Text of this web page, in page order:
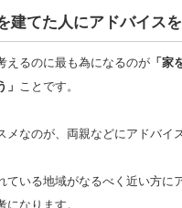
建てた人にアドバイス
えるのに最も為になるのが 「家
ことです。
メなのが、両親などにアドバイ
ている地域がなるべく近い方に
になります。